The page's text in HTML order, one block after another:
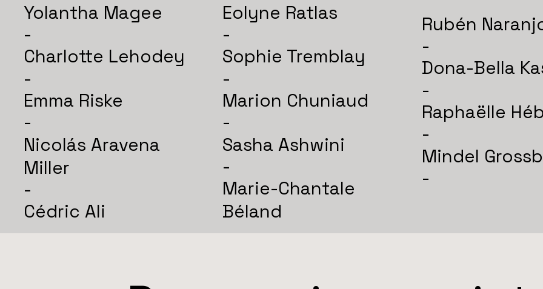
Yolantha Magee
-
Cédric Ali
Charlotte Lehodey
-
Emma Riske
-
Nicolás Aravena
Miller
-
Eolyne Ratlas
-
Marie-Chantale
Béland
Sophie Tremblay
-
Marion Chuniaud
-
Sasha Ashwini
-
Rubén
-
Dona-Bella
-
Raphaëlle
-
Mindel
-